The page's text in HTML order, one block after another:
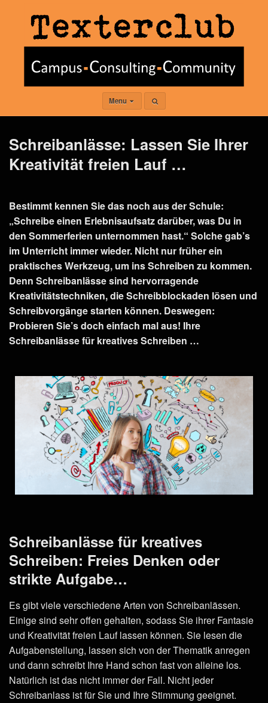
Menu
Schreibanlässe: Lassen Sie Ihrer
Kreativität freien Lauf …
Bestimmt kennen Sie das noch aus der Schule:
„Schreibe einen Erlebnisaufsatz darüber, was Du in
den Sommerferien unternommen hast.“ Solche gab’s
im Unterricht immer wieder. Nicht nur früher ein
praktisches Werkzeug, um ins Schreiben zu kommen.
Denn Schreibanlässe sind hervorragende
Kreativitätstechniken, die Schreibblockaden lösen und
Schreibvorgänge starten können. Deswegen:
Probieren Sie’s doch einfach mal aus! Ihre
Schreibanlässe für kreatives Schreiben …
Schreibanlässe für kreatives
Schreiben: Freies Denken oder
strikte Aufgabe…
Es gibt viele verschiedene Arten von Schreibanlässen.
Einige sind sehr offen gehalten, sodass Sie ihrer Fantasie
und Kreativität freien Lauf lassen können. Sie lesen die
Aufgabenstellung, lassen sich von der Thematik anregen
und dann schreibt Ihre Hand schon fast von alleine los.
Natürlich ist das nicht immer der Fall. Nicht jeder
Schreibanlass ist für Sie und Ihre Stimmung geeignet.